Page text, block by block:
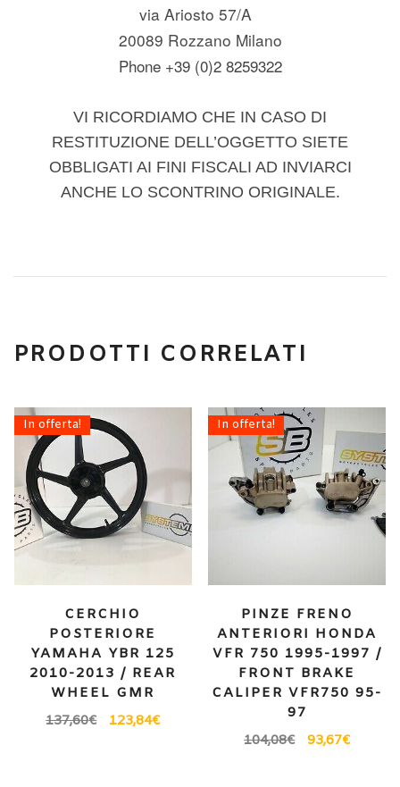
via Ariosto 57/A
20089 Rozzano Milano
Phone +39 (0)2 8259322
VI RICORDIAMO CHE IN CASO DI
RESTITUZIONE DELL’OGGETTO SIETE
OBBLIGATI AI FINI FISCALI AD INVIARCI
ANCHE LO SCONTRINO ORIGINALE.
PRODOTTI CORRELATI
In offerta!
CERCHIO
POSTERIORE
YAMAHA YBR 125
2010-2013 / REAR
WHEEL GMR
137,60€ 123,84€
In offerta!
PINZE FRENO
ANTERIORI HONDA
VFR 750 1995-1997 /
FRONT BRAKE
CALIPER VFR750 95-
97
104,08€ 93,67€